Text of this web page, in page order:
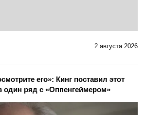
2 августа 2026
его»: Кинг поставил этот
один ряд с «Оппенгеймером»